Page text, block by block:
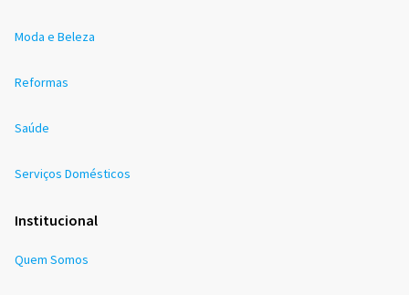
Moda e Beleza
Reformas
Saúde
Serviços Domésticos
Institucional
Quem Somos